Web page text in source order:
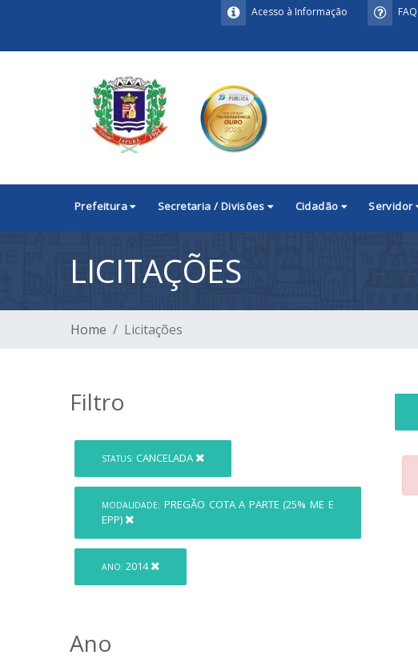
FAQ
Acesso à Informação
Prefeitura Secretaria / Divisões Cidadão Servidor
LICITAÇÕES
Home Licitações
Filtro
STATUS: CANCELADA
MODALIDADE: PREGÃO COTA A PARTE (25% ME E
EPP)
ANO: 2014
Ano